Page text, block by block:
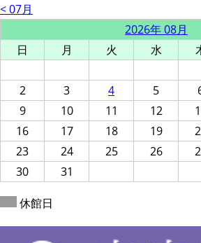
< 07月
2026年 08月
日
月 火 水
2
3 4 5
9
10 11 12
16
17 18 19
23
24 25 26
30
31
休館日